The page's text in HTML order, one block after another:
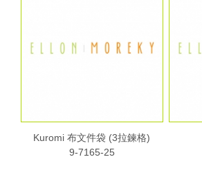
Kuromi 布文件袋 (3拉鍊格)
9-7165-25